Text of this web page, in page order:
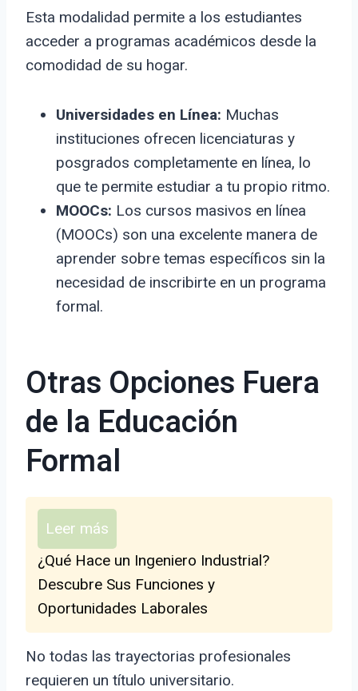
Esta modalidad permite a los estudiantes
acceder a programas académicos desde la
comodidad de su hogar.
Universidades en Línea: Muchas
instituciones ofrecen licenciaturas y
posgrados completamente en línea, lo
que te permite estudiar a tu propio ritmo.
MOOCs: Los cursos masivos en línea
(MOOCs) son una excelente manera de
aprender sobre temas específicos sin la
necesidad de inscribirte en un programa
formal.
Otras Opciones Fuera
de la Educación
Formal
Leer más
¿Qué Hace un Ingeniero Industrial?
Descubre Sus Funciones y
Oportunidades Laborales
No todas las trayectorias profesionales
requieren un título universitario.